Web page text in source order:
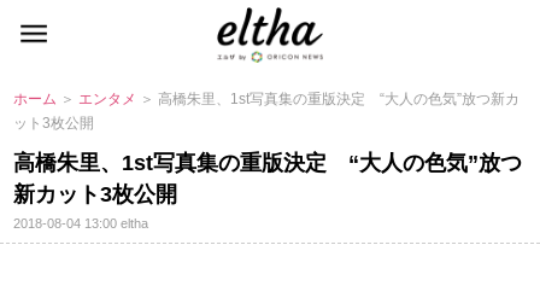
ホーム ＞ エンタメ ＞ 高橋朱里、1st写真集の重版決定 “大人の色気”放つ新カ
ット3枚公開
高橋朱里、1st写真集の重版決定 “大人の色気”放つ
新カット3枚公開
2018-08-04 13:00eltha